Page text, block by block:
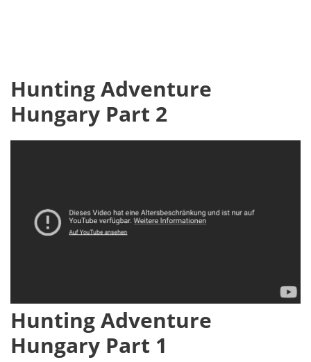
Hunting Adventure
Hungary Part 2
Hunting Adventure
Hungary Part 1